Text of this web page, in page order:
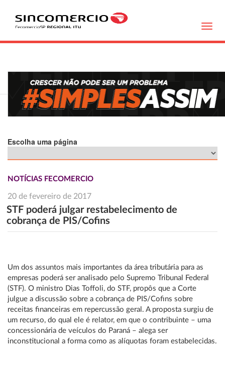
Escolha uma página
NOTÍCIAS FECOMERCIO
20 de fevereiro de 2017
STF poderá julgar restabelecimento de
cobrança de PIS/Cofins
Um dos assuntos mais importantes da área tributária para as
empresas poderá ser analisado pelo Supremo Tribunal Federal
(STF). O ministro Dias Toffoli, do STF, propôs que a Corte
julgue a discussão sobre a cobrança de PIS/Cofins sobre
receitas financeiras em repercussão geral. A proposta surgiu de
um recurso, do qual ele é relator, em que o contribuinte – uma
concessionária de veículos do Paraná – alega ser
inconstitucional a forma como as alíquotas foram estabelecidas.